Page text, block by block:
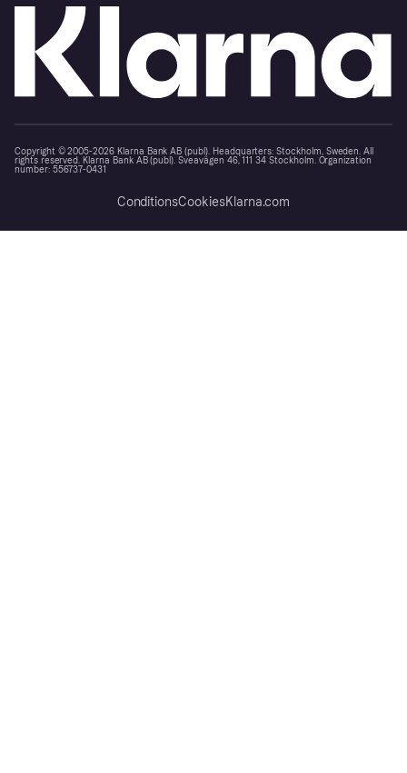
Copyright © 2005-2026 Klarna Bank AB (publ). Headquarters: Stockholm, Sweden. All
rights reserved. Klarna Bank AB (publ). Sveavägen 46, 111 34 Stockholm. Organization
number: 556737-0431
ConditionsCookiesKlarna.com